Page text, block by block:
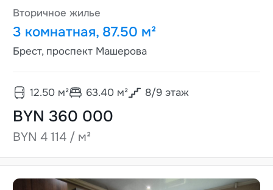
Вторичное жилье
3 комнатная, 87.50 м²
Брест, проспект Машерова
12.50м² 63.40м² 8/9этаж
BYN 360 000
BYN 4 114 / м²